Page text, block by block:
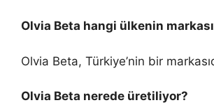
Olvia Beta hangi ülkenin
Olvia Beta, Türkiye’nin bir
Olvia Beta nerede üretiliyor?